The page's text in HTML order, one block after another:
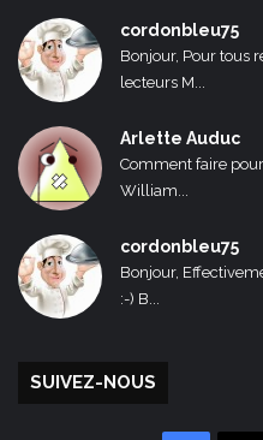
cordonbleu75
Bonjour, Pour tous
lecteurs M...
Arlette Auduc
Comment faire
William...
cordonbleu75
Bonjour,
:-) B...
SUIVEZ-NOUS